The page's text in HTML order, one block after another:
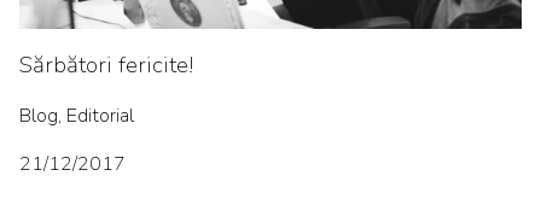
Sărbători fericite!
Blog, Editorial
21/12/2017